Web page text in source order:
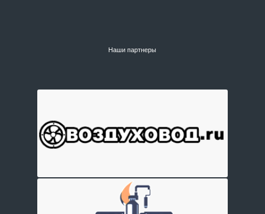
Наши партнеры